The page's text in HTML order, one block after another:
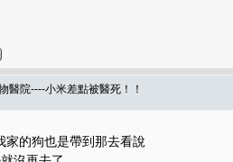
醫院----小米差點被醫死！！
家的狗也是帶到那去看說